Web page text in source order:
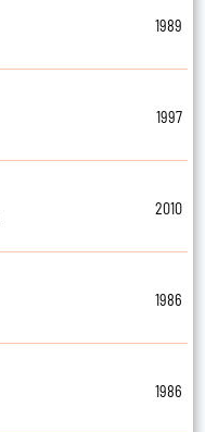
1989
1997
2010
1986
1986